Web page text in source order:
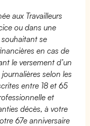
aux Travailleurs
ou dans une
se
en cas de
le versement d’un
selon les
entre 18 et 65
et
décès, à votre
67e anniversaire